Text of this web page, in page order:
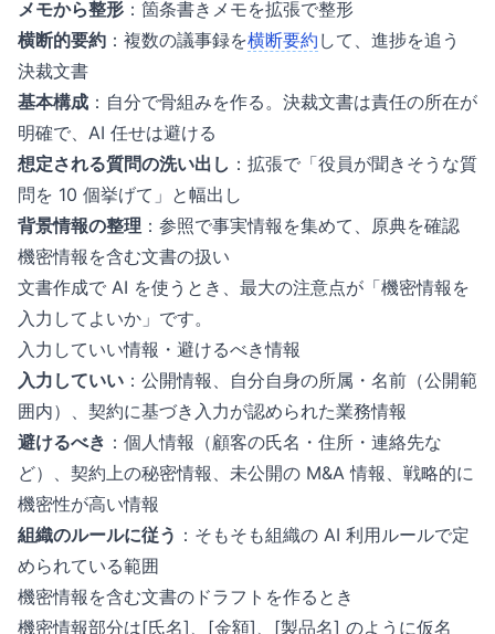
メモから整形 ：箇条書きメモを拡張で整形
横断的要約 ：複数の議事録を横断要約 して、進捗を追う
決裁文書
基本構成 ：自分で骨組みを作る。決裁文書は責任の所在が
明確で、AI 任せは避ける
想定される質問の洗い出し ：拡張で「役員が聞きそうな質
問を 10 個挙げて」と幅出し
背景情報の整理 ：参照で事実情報を集めて、原典を確認
機密情報を含む文書の扱い
文書作成で AI を使うとき、最大の注意点が「機密情報を
入力してよいか」です。
入力していい情報・避けるべき情報
入力していい ：公開情報、自分自身の所属・名前（公開範
囲内）、契約に基づき入力が認められた業務情報
避けるべき ：個人情報（顧客の氏名・住所・連絡先な
ど）、契約上の秘密情報、未公開の M&A 情報、戦略的に
機密性が高い情報
組織のルールに従う ：そもそも組織の AI 利用ルールで定
められている範囲
機密情報を含む文書のドラフトを作るとき
機密情報部分は[氏名]、[金額]、[製品名] のように仮名